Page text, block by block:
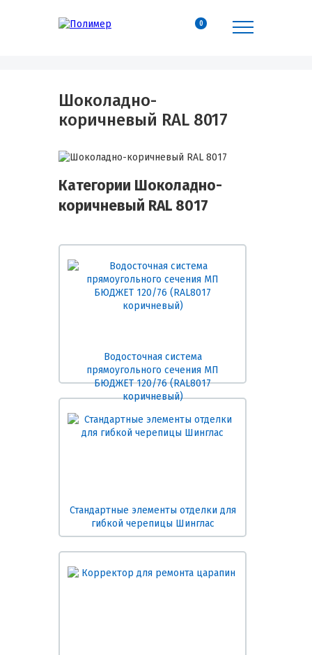
0
Шоколадно-
коричневый RAL 8017
Категории Шоколадно-
коричневый RAL 8017
Водосточная система
прямоугольного сечения МП
БЮДЖЕТ 120/76 (RAL8017
коричневый)
Стандартные элементы отделки для
гибкой черепицы Шинглас